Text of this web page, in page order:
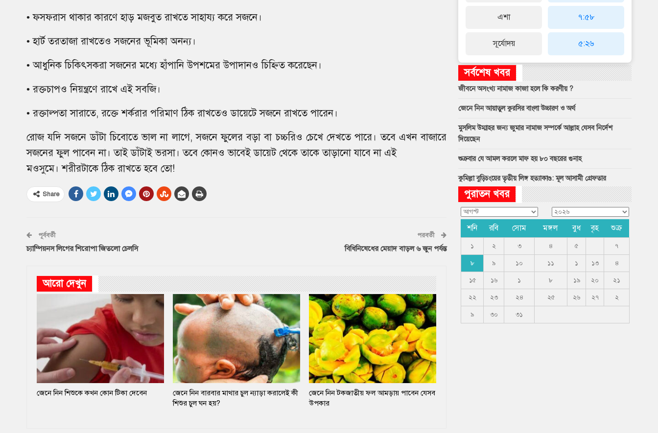
• ফসফরাস থাকার কারণে হাড় মজবুত রাখতে সাহায্য করে সজনে।
• হার্ট তরতাজা রাখতেও সজনের ভূমিকা অনন্য।
• আধুনিক চিকিৎসকরা সজনের মধ্যে হাঁপানি উপশমের উপাদানও চিহ্নিত করেছেন।
• রক্তচাপও নিয়ন্ত্রণে রাখে এই সবজি।
• রক্তাল্পতা সারাতে, রক্তে শর্করার পরিমাণ ঠিক রাখতেও ডায়েটে সজনে রাখতে পারেন।
রোজ যদি সজনে ডাঁটা চিবোতে ভাল না লাগে, সজনে ফুলের বড়া বা চচ্চরিও চেখে দেখতে পারে। তবে এখন বাজারে
সজনের ফুল পাবেন না। তাই ডাঁটাই ভরসা। তবে কোনও ভাবেই ডায়েট থেকে তাকে তাড়ানো যাবে না এই
মওসুমে। শরীরটাকে ঠিক রাখতে হবে তো!
Share
পূর্ববর্তী
চ্যাম্পিয়নস লিগের শিরোপা জিতলো চেলসি
পরবর্তী
বিধিনিষেধের মেয়াদ বাড়ল ৬ জুন পর্যন্ত
আরো দেখুন
জেনে নিন শিশুকে কখন কোন টিকা দেবেন
জেনে নিন বারবার মাথার চুল ন্যাড়া করালেই কী
শিশুর চুল ঘন হয়?
জেনে নিন টকজাতীয় ফল আমড়ায় পাবেন যেসব
উপকার
এশা
সূর্যোদয়
৭:৫৮
৫:২৬
সর্বশেষ খবর
জীবনে অসংখ্য নামাজ কাজা হলে কি করণীয় ?
জেনে নিন আয়াতুল কুরসির বাংলা উচ্চারণ ও অর্থ
মুসলিম উম্মাহর জন্য জুমার নামাজ সম্পর্কে আল্লাহ যেসব নির্দেশ
দিয়েছেন
শুক্রবার যে আমল করলে মাফ হয় ৮০ বছরের গুনাহ
কুমিল্লা বুড়িচংয়ের তৃতীয় লিঙ্গ হত্যাকাণ্ড: মূল আসামী গ্রেফতার
পুরাতন খবর
শনি রবি সোম মঙ্গল বুধ বৃহ শুক্র
১ ২ ৩ ৪ ৫ ৭
৮ ৯ ১০ ১১ ১ ১৩ ৪
১৫ ১৬ ১ ৮ ১৯ ২০ ২১
২২ ২৩ ২৪ ২৫ ২৬ ২৭ ২
৯ ৩০ ৩১